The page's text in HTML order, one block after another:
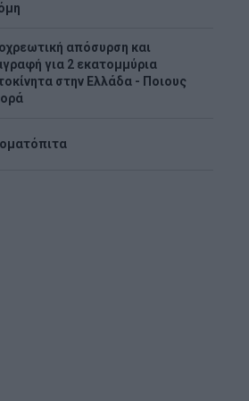
απόσυρση και
για 2 εκατομμύρια
στην Ελλάδα - Ποιους